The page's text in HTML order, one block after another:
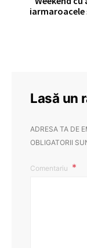
iarmaroacele
Lasă un
ADRESA TA DE
OBLIGATORII
Comentariu